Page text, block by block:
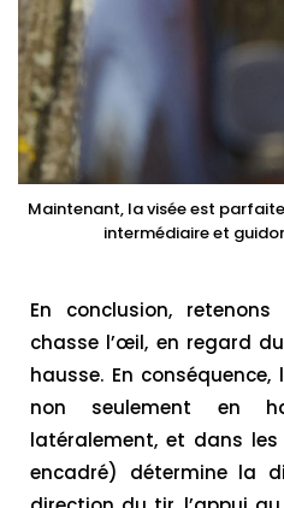
Maintenant, la visée est
intermédiaire et
En conclusion,
chasse l’œil, en regard
hausse. En
non seulement en
latéralement, et dans
encadré) détermine la